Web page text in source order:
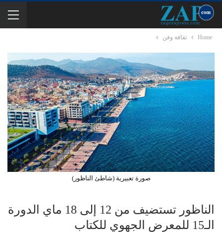
Home ثقافة وفن
صورة تعبيرية (شاطئ الناظور)
الناظور تستضيف من 12 إلى 18 ماي الدورة
الـ15 للمعرض الجهوي للكتاب